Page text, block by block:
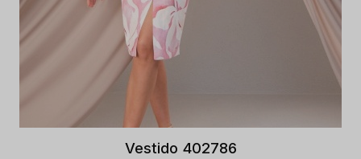
Vestido 402786